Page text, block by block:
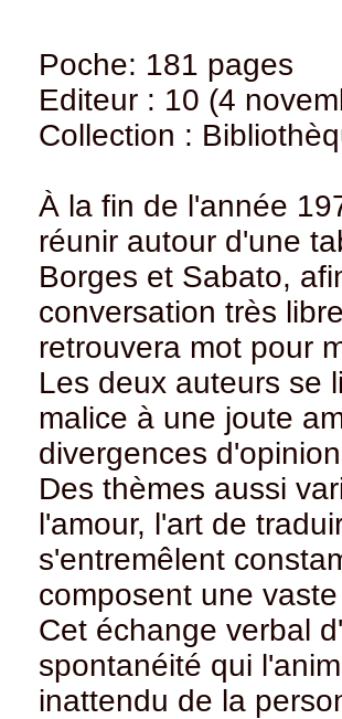
Poche: 181 pages
Editeur : 10 (4
Collection :
À la fin de l'année
réunir autour d'une
Borges et Sabato,
conversation très
retrouvera mot pour
Les deux auteurs se
malice à une joute
divergences
Des thèmes aussi
l'amour, l'art de
s'entremêlent
composent une
Cet échange verbal
spontanéité qui
inattendu de la